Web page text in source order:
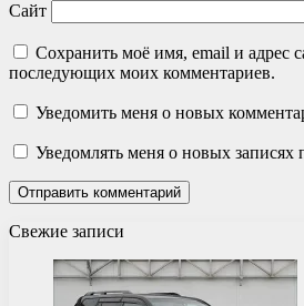
Сайт
Сохранить моё имя, email и адрес
последующих моих комментариев.
Уведомить меня о новых
Уведомлять меня о новых записях
Свежие записи